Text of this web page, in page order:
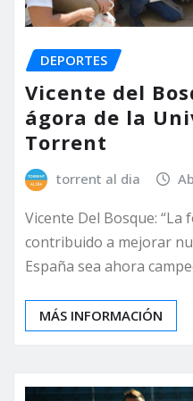
DEPORTES
Vicente del
ágora de la
Torrent
torrent al dia
Vicente Del Bosque:
contribuido a mejorar
España sea ahora
MÁS INFORMACIÓN